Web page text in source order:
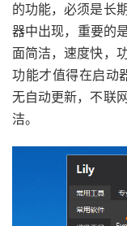
的功能，必须是长
器中出现，重要的
面简洁，速度快，
功能才值得在启动
无自动更新，不联
洁。